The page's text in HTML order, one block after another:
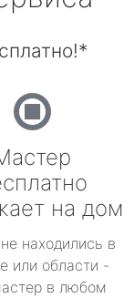
на дом
находились в
или области -
в любом